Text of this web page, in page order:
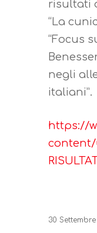
risultati
“La
“Focus
negli
italiani”.
https://
content/
30 Settembre